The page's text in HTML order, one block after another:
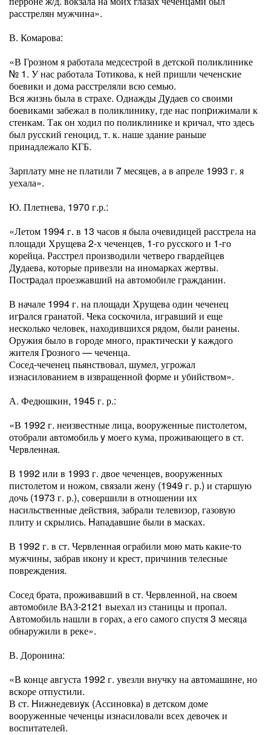
расстрелян мужчина».
В. Комарова:
«В Грозном я работала медсестрой в детской поликлинике
№ 1. У нас работала Тотикова, к ней пришли чеченские
боевики и дома расстреляли всю семью.
Вся жизнь была в страхе. Однажды Дyдаев со своими
боевиками забежал в поликлинику, где нас попpижимали к
стенкам. Так он ходил по поликлинике и кричал, что здесь
был русский геноцид, т. к. наше здание раньше
принадлежало КГБ.
Зарплату мне не платили 7 месяцев, а в апреле 1993 г. я
уехала».
Ю. Плетнева, 1970 г.р.:
«Летом 1994 г. в 13 часов я была очевидицей расстрела на
площади Хрущева 2-х чеченцев, 1-го русского и 1-го
корейца. Расстрел производили четверо гвардейцев
Дyдаева, которые привезли на иномарках жертвы.
Постpадал проезжавший на автомобиле гражданин.
В начале 1994 г. на площади Хрущева один чеченец
игpался гранатой. Чека соскочила, игравший и еще
несколько человек, находившихся рядом, были ранены.
Оружия было в городе много, практически y каждого
жителя Гpозного — чеченца.
Сосед-чеченец пьянствовал, шумел, угрожал
изнасилованием в извращенной форме и убийством».
А. Федюшкин, 1945 г. р.:
«В 1992 г. неизвестные лица, вооруженные пистолетом,
отобрали автомобиль y моего кума, проживающего в ст.
Червленная.
В 1992 или в 1993 г. двое чеченцев, вооруженных
пистолетом и ножом, связали жену (1949 г. р.) и старшую
дочь (1973 г. р.), совершили в отношении их
насильственные действия, забрали телевизор, газовую
плиту и скрылись. Hападавшие были в масках.
В 1992 г. в ст. Червленная ограбили мою мать какие-то
мужчины, забрав икону и крест, причинив телесные
повреждения.
Сосед брата, проживавший в ст. Червленной, на своем
автомобиле ВАЗ-2121 выехал из станицы и пропал.
Автомобиль нашли в горах, а его самого спустя 3 месяца
обнаружили в реке».
В. Доронина:
«В конце августа 1992 г. увезли внучку на автомашине, но
вскоре отпустили.
В ст. Hижнедевиyк (Ассиновка) в детском доме
вооруженные чеченцы изнасиловали всех девочек и
воспитателей.